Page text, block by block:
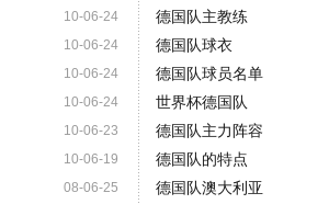
10-06-24
10-06-24
10-06-24
10-06-24
10-06-23
10-06-19
08-06-25
德国队主教练
德国队球衣
德国队球员名单
世界杯德国队
德国队主力阵容
德国队的特点
德国队澳大利亚